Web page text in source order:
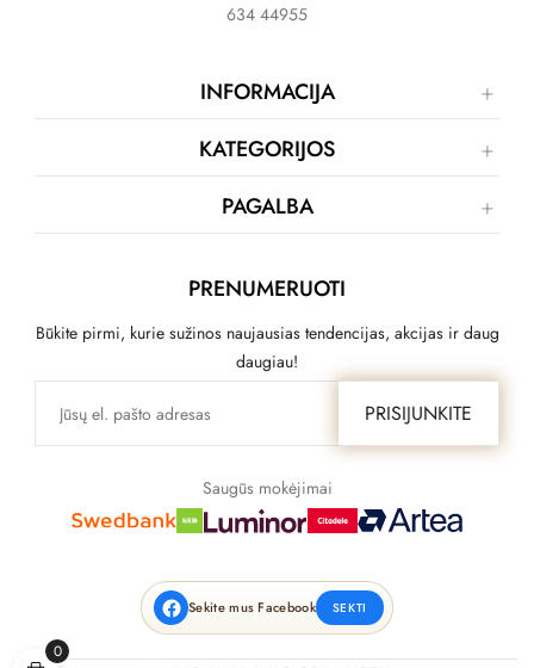
634 44955
INFORMACIJA
KATEGORIJOS
PAGALBA
PRENUMERUOTI
Būkite pirmi, kurie sužinos naujausias tendencijas, akcijas ir daug
daugiau!
PRISIJUNKITE
Saugūs mokėjimai
Sekite mus Facebook SEKTI
0